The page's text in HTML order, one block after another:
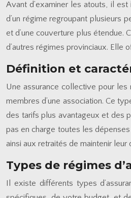
Avant d’examiner les atouts, il
d’un régime regroupant plusieurs
et d’une couverture plus étendue.
d’autres régimes provinciaux. Elle
Définition et
Une assurance collective pour les
membres d’une association. Ce
des tarifs plus avantageux et des
pas en charge toutes les
ainsi aux retraités de maintenir
Types de régimes
Il existe différents types